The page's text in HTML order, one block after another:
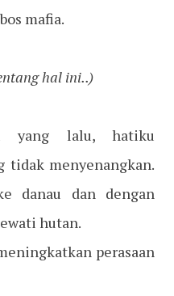
mafia.
hal ini..)
yang lalu, hatiku
tidak menyenangkan.
danau dan dengan
hutan.
perasaan